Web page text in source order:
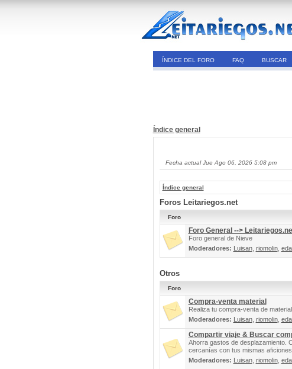
ÍNDICE DEL FORO FAQ BUSCAR
Índice general
Fecha actual Jue Ago 06, 2026 5:08 pm
Índice general
Foros Leitariegos.net
Foro
Foro General -->
Foro general de Nieve
Moderadores: Luisan, riomolin,
Otros
Foro
Compra-venta material
Realiza tu compra-venta de
Moderadores: Luisan, riomolin,
Compartir viaje & Buscar
Ahorra gastos de desplazamiento.
cercanías con tus mismas aficiones.
Moderadores: Luisan, riomolin,